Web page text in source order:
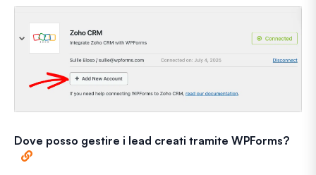
Dove posso gestire i lead creati tramite WPForms?